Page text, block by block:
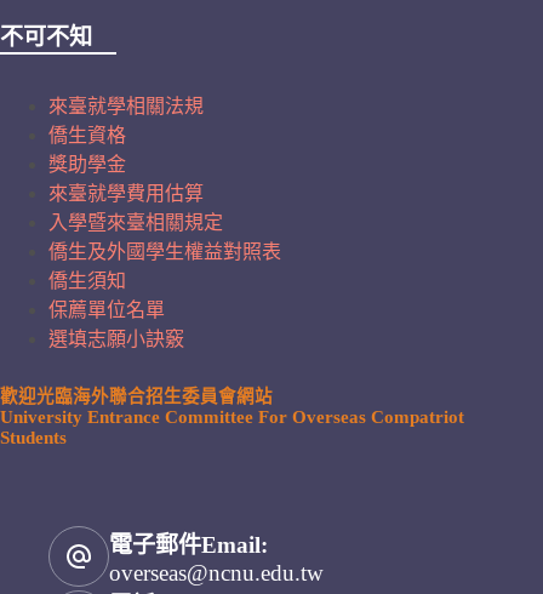
不可不知
來臺就學相關法規
僑生資格
獎助學金
來臺就學費用估算
入學暨來臺相關規定
僑生及外國學生權益對照表
僑生須知
保薦單位名單
選填志願小訣竅
歡迎光臨海外聯合招生委員會網站
University Entrance Committee For Overseas Compatriot
Students
電子郵件Email:
overseas@ncnu.edu.tw